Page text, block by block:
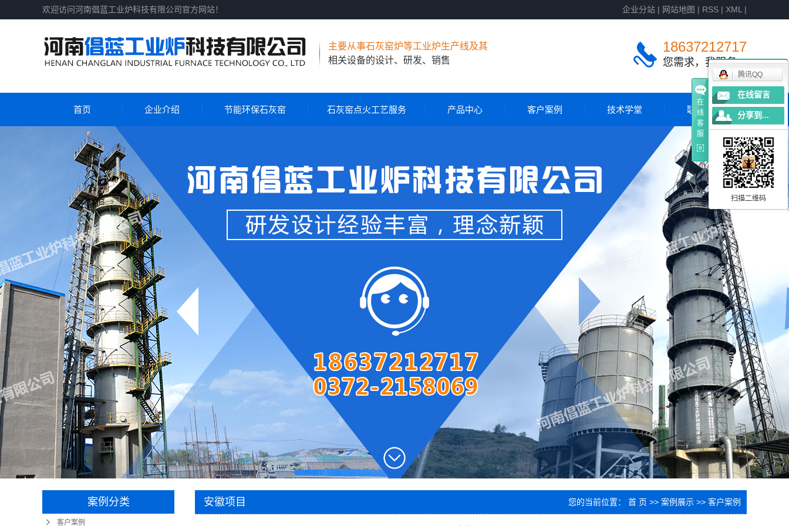
欢迎访问河南倡蓝工业炉科技有限公司官方网站！ 企业分站 | 网站地图 | RSS | XML |
主要从事石灰窑炉等工业炉生产线及其
相关设备的设计、研发、销售
18637212717
您需求，我服务
首页 企业介绍 节能环保石灰窑 石灰窑点火工艺服务 产品中心
气煤两用石灰窑
石灰窑点火工艺服务
石灰窑电子称量设备
智能料位计
智能主令控制器
除尘器
脱硫塔
石灰窑专用卷扬机
客户案例 技术学堂 联系我们
2 3
案例分类
客户案例
安徽项目 您的当前位置： 首 页 >> 案例展示 >> 客户案例
在
线
客
服
腾讯QQ
在线留言
分享到...
扫描二维码